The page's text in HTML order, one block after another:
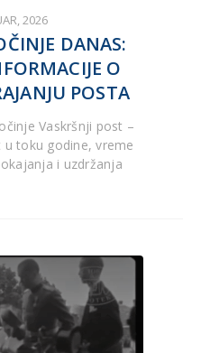
2026
DANAS:
O
POSTA
Vaskršnji post –
toku godine, vreme
i uzdržanja